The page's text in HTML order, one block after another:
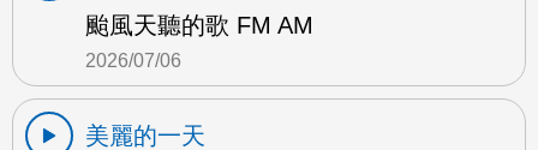
颱風天聽的歌 FM AM
2026/07/06
美麗的一天